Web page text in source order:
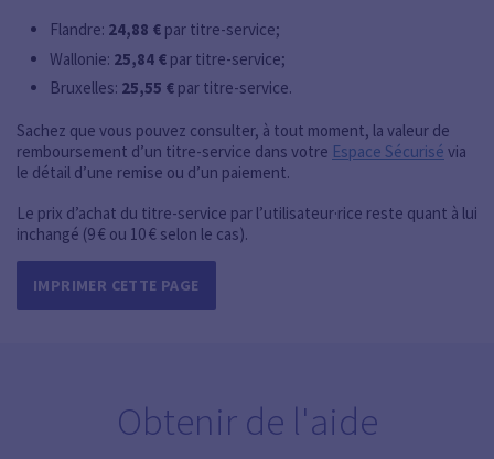
Flandre: 24,88 € par titre-service;
Wallonie: 25,84 € par titre-service;
Bruxelles: 25,55 € par titre-service.
Sachez que vous pouvez consulter, à tout moment, la valeur de
remboursement d’un titre-service dans votre Espace Sécurisé via
le détail d’une remise ou d’un paiement.
Le prix d’achat du titre-service par l’utilisateur·rice reste quant à lui
inchangé (9 € ou 10 € selon le cas).
IMPRIMER CETTE PAGE
Obtenir de l'aide